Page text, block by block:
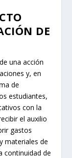
DE
una acción
y, en
de
estudiantes,
con la
el auxilio
gastos
materiales de
continuidad de